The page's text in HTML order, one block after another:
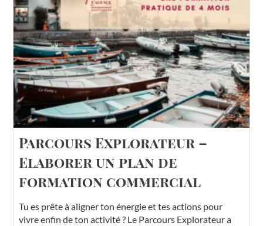
Parcours Explorateur –
Elaborer un plan de
formation commercial
Tu es prête à aligner ton énergie et tes actions pour
vivre enfin de ton activité ? Le Parcours Explorateur a